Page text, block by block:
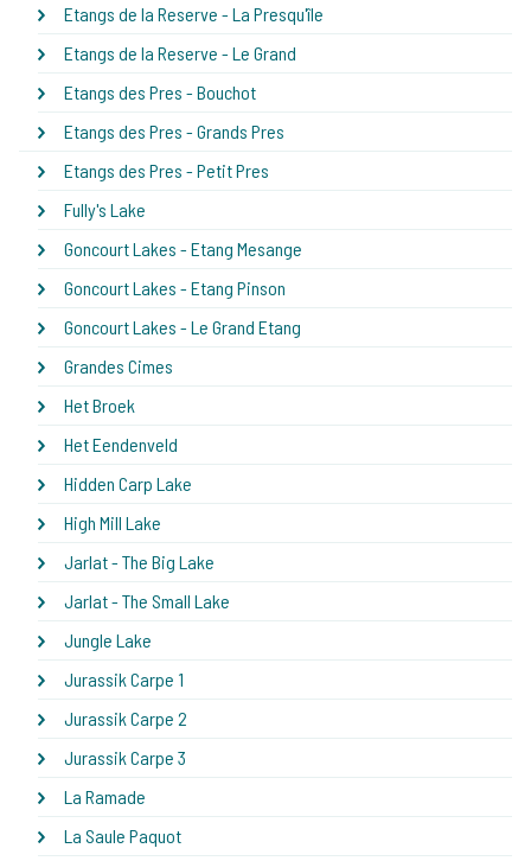
Etangs de la Reserve - La Presqu'île
Etangs de la Reserve - Le Grand
Etangs des Pres - Bouchot
Etangs des Pres - Grands Pres
Etangs des Pres - Petit Pres
Fully's Lake
Goncourt Lakes - Etang Mesange
Goncourt Lakes - Etang Pinson
Goncourt Lakes - Le Grand Etang
Grandes Cimes
Het Broek
Het Eendenveld
Hidden Carp Lake
High Mill Lake
Jarlat - The Big Lake
Jarlat - The Small Lake
Jungle Lake
Jurassik Carpe 1
Jurassik Carpe 2
Jurassik Carpe 3
La Ramade
La Saule Paquot